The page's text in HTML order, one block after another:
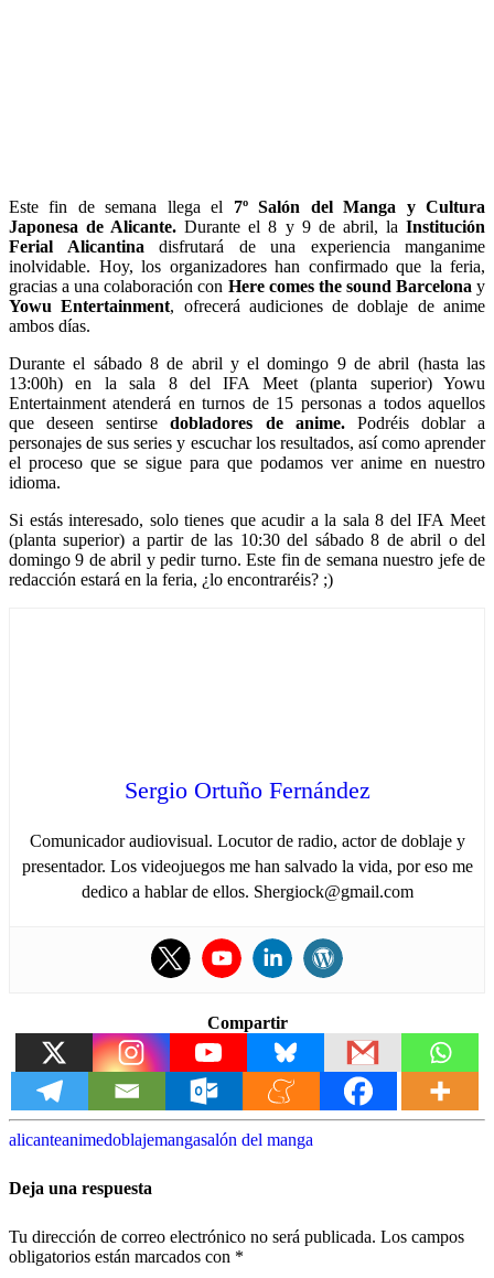
Este fin de semana llega el 7º Salón del Manga y Cultura
Japonesa de Alicante. Durante el 8 y 9 de abril, laInstitución
Ferial Alicantina disfrutará de una experiencia manganime
inolvidable. Hoy, los organizadores han confirmado que la feria,
gracias a una colaboración con Here comes the sound Barcelona y
Yowu Entertainment, ofrecerá audiciones de doblaje de anime
ambos días.
Durante el sábado 8 de abril y el domingo 9 de abril (hasta las
13:00h) en la sala 8 del IFA Meet (planta superior) Yowu
Entertainment atenderá en turnos de 15 personas a todos aquellos
que deseen sentirsedobladores de anime.Podréis doblar a
personajes de sus series y escuchar los resultados, así como aprender
el proceso que se sigue para que podamos ver anime en nuestro
idioma.
Si estás interesado, solo tienes que acudir a la sala 8 del IFA Meet
(planta superior) a partir de las 10:30 del sábado 8 de abril o del
domingo 9 de abril y pedir turno. Este fin de semana nuestro jefe de
redacción estará en la feria, ¿lo encontraréis? ;)
Sergio Ortuño Fernández
Comunicador audiovisual. Locutor de radio, actor de doblaje y
presentador. Los videojuegos me han salvado la vida, por eso me
dedico a hablar de ellos. Shergiock@gmail.com
Compartir
alicanteanimedoblajemangasalón del manga
Deja una respuesta
Tu dirección de correo electrónico no será publicada. Los campos
obligatorios están marcados con *